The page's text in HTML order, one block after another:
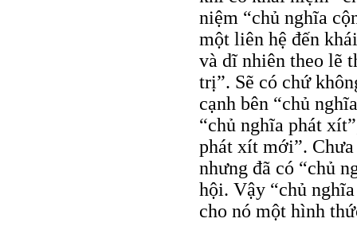
niệm “chủ nghĩa
một liên hệ đến
và dĩ nhiên theo lẽ
trị”. Sẽ có chứ
cạnh bên “chủ
“chủ nghĩa phát
phát xít mới”.
nhưng đã có “chủ
hội. Vậy “chủ
cho nó một hình